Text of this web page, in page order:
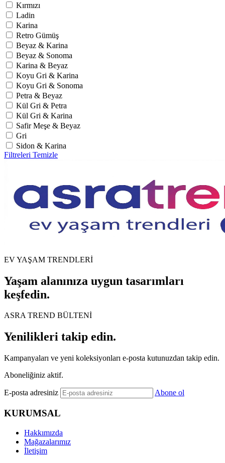
Kırmızı
Ladin
Karina
Retro Gümüş
Beyaz & Karina
Beyaz & Sonoma
Karina & Beyaz
Koyu Gri & Karina
Koyu Gri & Sonoma
Petra & Beyaz
Kül Gri & Petra
Kül Gri & Karina
Safir Meşe & Beyaz
Gri
Sidon & Karina
Filtreleri Temizle
EV YAŞAM TRENDLERİ
Yaşam alanınıza uygun tasarımları
keşfedin.
ASRA TREND BÜLTENİ
Yenilikleri takip edin.
Kampanyaları ve yeni koleksiyonları e-posta kutunuzdan takip edin.
Aboneliğiniz aktif.
E-posta adresiniz Abone ol
KURUMSAL
Hakkımızda
Mağazalarımız
İletişim